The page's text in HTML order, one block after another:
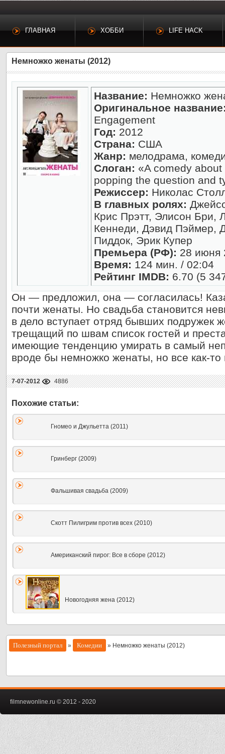
ГЛАВНАЯ ХОББИ LIFE HACK
Немножко женаты (2012)
Название: Немножко
Оригинальное
Engagement
Год: 2012
Страна: США
Жанр: мелодрама,
Слоган: «A comedy
popping the question and
Режиссер: Николас
В главных ролях:
Крис Прэтт, Элисон Бри,
Кеннеди, Дэвид Пэймер,
Пиддок, Эрик Купер
Премьера (РФ): 28 июня
Время: 124 мин. / 02:04
Рейтинг IMDB: 6.70 (5
Он — предложил, она — согласилась!
почти женаты. Но свадьба становится
в дело вступает отряд бывших подружек
трещащий по швам список гостей и
имеющие тенденцию умирать в самый
вроде бы немножко женаты, но все как-
7-07-2012 4886
Гномео и Джульетта (2011)
Гринберг (2009)
Фальшивая свадьба (2009)
Скотт Пилигрим против всех (2010)
Американский пирог: Все в сборе (2012)
Новогодняя жена (2012)
Полезный портал » Комедии » Немножко женаты (2012)
filmnewonline.ru © 2012 - 2020